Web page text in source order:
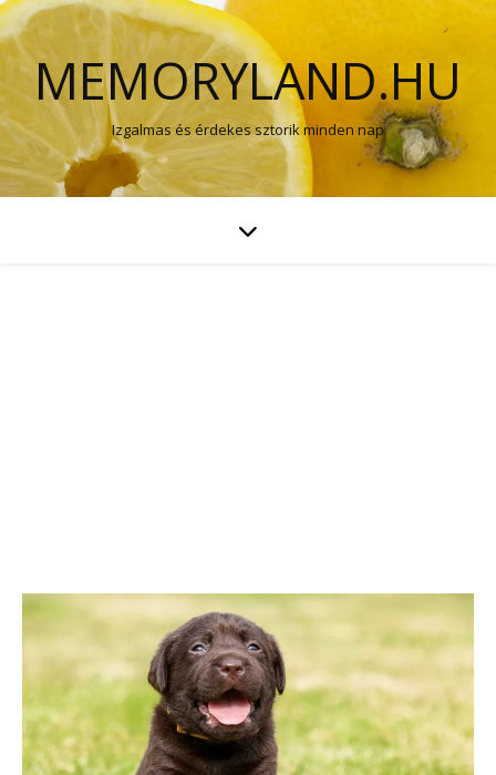
MEMORYLAND.HU
Izgalmas és érdekes sztorik minden nap